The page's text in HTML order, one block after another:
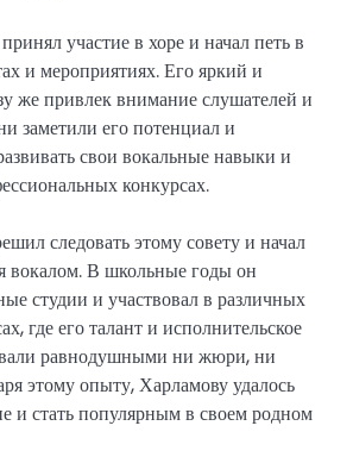
участие в хоре и начал петь в
и мероприятиях. Его яркий и
же привлек внимание слушателей и
заметили его потенциал и
свои вокальные навыки и
конкурсах.
следовать этому совету и начал
вокалом. В школьные годы он
студии и участвовал в различных
где его талант и исполнительское
равнодушными ни жюри, ни
этому опыту, Харламову удалось
и стать популярным в своем родном